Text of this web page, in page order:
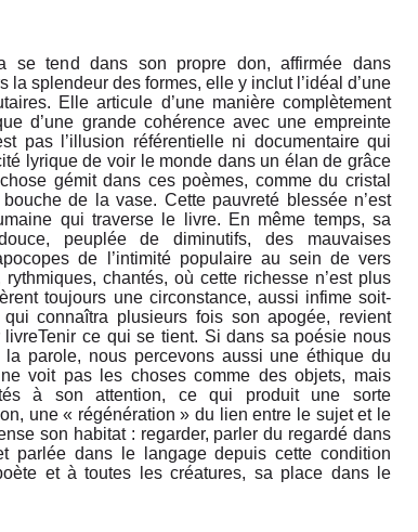
se tend dans son propre don, affirmée dans
la splendeur des formes, elle y inclut l’idéal d’une
Elle articule d’une manière complètement
d’une grande cohérence avec une empreinte
pas l’illusion référentielle ni documentaire qui
lyrique de voir le monde dans un élan de grâce
gémit dans ces poèmes, comme du cristal
de la vase. Cette pauvreté blessée n’est
qui traverse le livre. En même temps, sa
peuplée de diminutifs, des mauvaises
de l’intimité populaire au sein de vers
chantés, où cette richesse n’est plus
toujours une circonstance, aussi infime soit-
connaîtra plusieurs fois son apogée, revient
livreTenir ce qui se tient. Si dans sa poésie nous
parole, nous percevons aussi une éthique du
voit pas les choses comme des objets, mais
à son attention, ce qui produit une sorte
une « régénération » du lien entre le sujet et le
son habitat : regarder, parler du regardé dans
parlée dans le langage depuis cette condition
et à toutes les créatures, sa place dans le